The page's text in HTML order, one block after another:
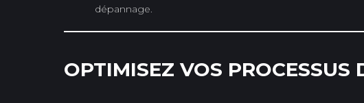
dépannage.
OPTIMISEZ VOS PROCESSUS